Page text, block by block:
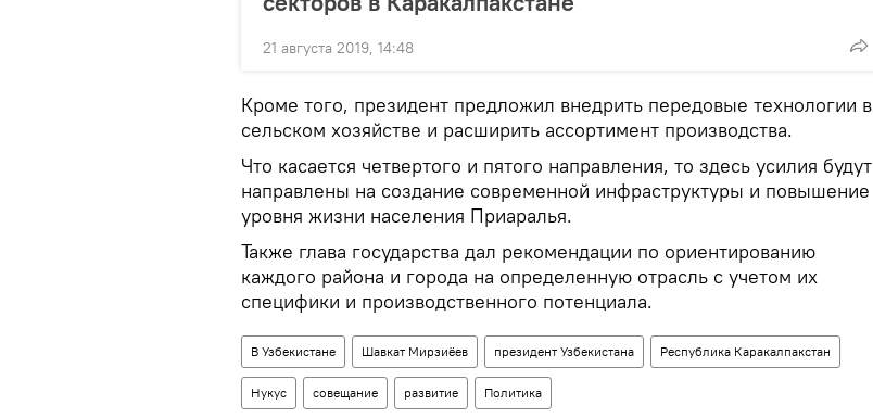
21 августа 2019, 14:48
Кроме того, президент предложил внедрить передовые технологии в
сельском хозяйстве и расширить ассортимент производства.
Что касается четвертого и пятого направления, то здесь усилия будут
направлены на создание современной инфраструктуры и повышение
уровня жизни населения Приаралья.
Также глава государства дал рекомендации по ориентированию
каждого района и города на определенную отрасль с учетом их
специфики и производственного потенциала.
В Узбекистане Шавкат Мирзиёев президент Узбекистана Республика Каракалпакстан
Нукус совещание развитие Политика